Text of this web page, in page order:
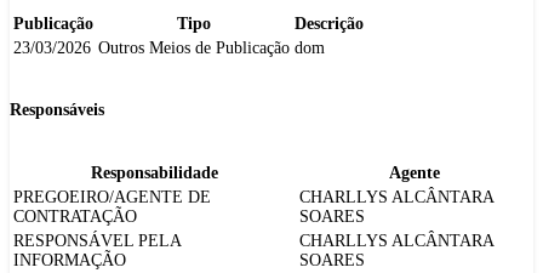
Publicação Tipo
Descrição
23/03/2026 Outros Meios de Publicação dom
Responsáveis
Responsabilidade
Agente
PREGOEIRO/AGENTE DE
CONTRATAÇÃO
CHARLLYS ALCÂNTARA
SOARES
RESPONSÁVEL PELA
INFORMAÇÃO
CHARLLYS ALCÂNTARA
SOARES